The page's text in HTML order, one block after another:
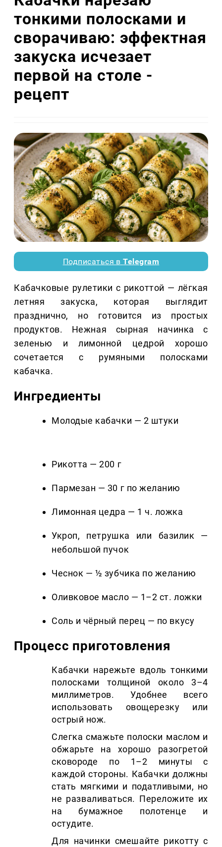
тонкими полосками и
сворачиваю: эффектная
закуска исчезает
первой на столе -
рецепт
Подписаться вTelegram
Кабачковые рулетики с рикоттой — лёгкая
летняя закуска, которая выглядит
празднично, но готовится из простых
продуктов. Нежная сырная начинка с
зеленью и лимонной цедрой хорошо
сочетается с румяными полосками
кабачка.
Ингредиенты
Молодые кабачки — 2 штуки
Рикотта — 200 г
Пармезан — 30 г по желанию
Лимонная цедра — 1 ч. ложка
Укроп, петрушка или базилик —
небольшой пучок
Чеснок — ½ зубчика по желанию
Оливковое масло — 1–2 ст. ложки
Соль и чёрный перец — по вкусу
Процесс приготовления
Кабачки нарежьте вдоль тонкими
полосками толщиной около 3–4
миллиметров. Удобнее всего
использовать овощерезку или
острый нож.
Слегка смажьте полоски маслом и
обжарьте на хорошо разогретой
сковороде по 1–2 минуты с
каждой стороны. Кабачки должны
стать мягкими и податливыми, но
не разваливаться. Переложите их
на бумажное полотенце и
остудите.
Для начинки смешайте рикотту с